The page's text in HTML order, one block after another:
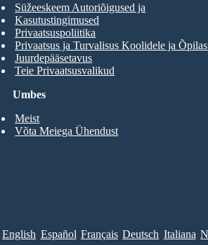
Umbes
Meist
Võta Meiega Ühendust
Süžeeskeem Autoriõigused ja
Kasutustingimused
Privaatsuspoliitika
Privaatsus ja Turvalisus Koolidele ja
Juurdepääsetavus
Teie Privaatsusvalikud
English Español Français Deutsch Italiana